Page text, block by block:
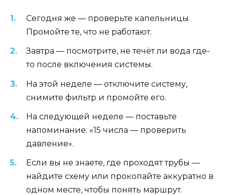
Сегодня же — проверьте капельницы.
Промойте те, что не работают.
Завтра — посмотрите, не течёт ли вода где-
то после включения системы.
На этой неделе — отключите систему,
снимите фильтр и промойте его.
На следующей неделе — поставьте
напоминание: «15 числа — проверить
давление».
Если вы не знаете, где проходят трубы —
найдите схему или прокопайте аккуратно в
одном месте, чтобы понять маршрут.